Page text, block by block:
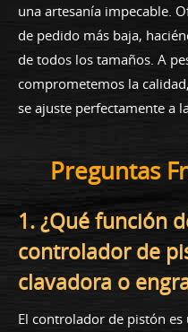
una artesanía impecable.
de pedido más baja,
de todos los tamaños. A
comprometemos la
se ajuste perfectamente a
Preguntas
1. ¿Qué función
controlador de
clavadora o
El controlador de pistón